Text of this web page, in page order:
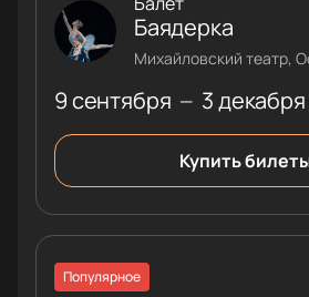
9 сентября — 3 декабря
Баядерка
Михайловский театр,
Купить
Популярное